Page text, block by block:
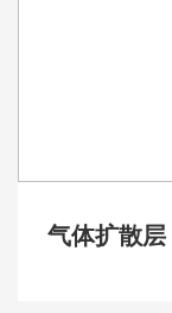
气体扩散层